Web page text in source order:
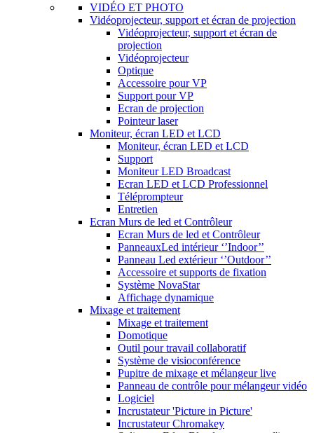
VIDÉO ET PHOTO
Vidéoprojecteur, support et écran de projection
Vidéoprojecteur, support et écran de
projection
Vidéoprojecteur
Optique
Accessoire pour VP
Support pour VP
Ecran de projection
Pointeur laser
Moniteur, écran LED et LCD
Moniteur, écran LED et LCD
Support
Moniteur LED Broadcast
Ecran LED et LCD Professionnel
Téléprompteur
Entretien
Ecran Murs de led et Contrôleur
Ecran Murs de led et Contrôleur
PanneauxLed intérieur ‘’Indoor’’
Panneau Led extérieur ‘’Outdoor’’
Accessoire et supports de fixation
Système NovaStar
Affichage dynamique
Mixage et traitement
Mixage et traitement
Domotique
Outil pour travail collaboratif
Système de visioconférence
Pupitre de mixage et mélangeur live
Panneau de contrôle pour mélangeur vidéo
Logiciel
Incrustateur 'Picture in Picture'
Incrustateur Chromakey